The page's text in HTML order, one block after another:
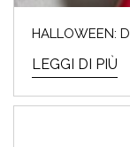
HALLOWEEN:
LEGGI DI PIÙ